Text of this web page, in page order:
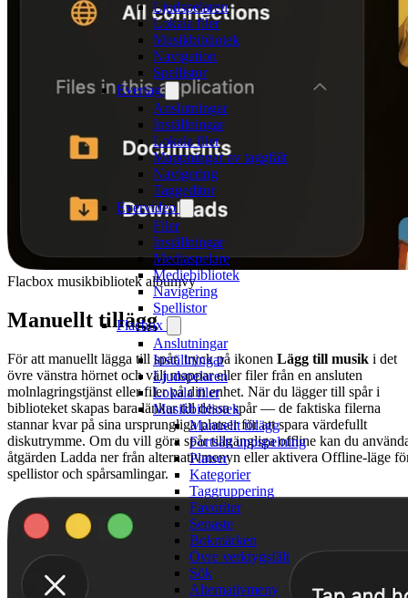
Ljudspelaren
Lokala filer
Musikbibliotek
Navigation
Spellistor
Evertag
Anslutningar
Inställningar
Lokala filer
Mappningar av taggfält
Navigering
Taggeditor
Evervideo
Filer
Inställningar
Mediaspelare
Mediebibliotek
Navigering
Spellistor
Flacbox
Anslutningar
Inställningar
Ljudspelaren
Lokala filer
Musikbibliotek
Manuellt tillägg
Fortsätt uppspelning
Platser
Kategorier
Taggruppering
Favoriter
Senaste
Bokmärken
Övre verktygsfält
Sök
Alternativmeny
Flacbox musikbibliotek albumvy
Manuellt tillägg
För att manuellt lägga till spår, tryck på ikonen Lägg till musik i det
övre vänstra hörnet och välj mappar eller filer från en ansluten
molnlagringstjänst eller filer på din enhet. När du lägger till spår i
biblioteket skapas bara länkar till dessa spår — de faktiska filerna
stannar kvar på sina ursprungliga platser för att spara värdefullt
diskutrymme. Om du vill göra spår tillgängliga offline kan du
åtgärden Ladda ner från alternativmenyn eller aktivera Offline-läge
spellistor och spårsamlingar.